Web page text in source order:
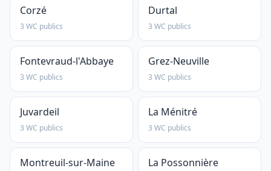
Corzé
3 WC publics
Durtal
3 WC publics
Fontevraud-l'Abbaye
3 WC publics
Grez-Neuville
3 WC publics
Juvardeil
3 WC publics
La Ménitré
3 WC publics
Montreuil-sur-Maine La Possonnière